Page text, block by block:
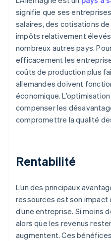
signifie que ses
salaires, des cotisations
impôts relativement
nombreux autres pays.
efficacement les
coûts de production plus
allemandes doivent
économique.
compenser les
compromettre la qualité
Rentabilité
L’un des principaux
ressources est son impact
d’une entreprise. Si moins
alors que les revenus
augmentent. Ces